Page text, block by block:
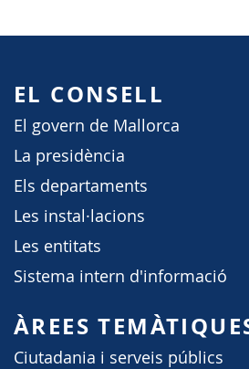
EL CONSELL
El govern de Mallorca
La presidència
Els departaments
Les instal·lacions
Les entitats
Sistema intern d'informació
ÀREES
Ciutadania i serveis públics